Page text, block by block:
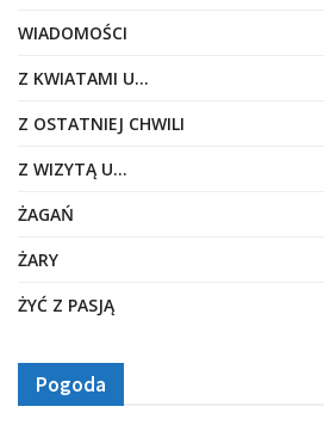
WIADOMOŚCI
Z KWIATAMI U…
Z OSTATNIEJ CHWILI
Z WIZYTĄ U…
ŻAGAŃ
ŻARY
ŻYĆ Z PASJĄ
Pogoda